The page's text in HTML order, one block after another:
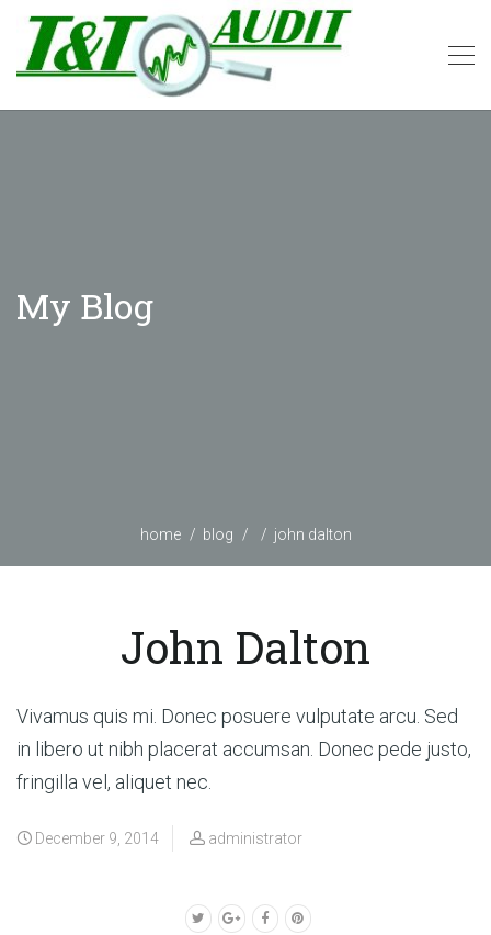
My Blog
home blog john dalton
John Dalton
Vivamus quis mi. Donec posuere vulputate arcu. Sed
in libero ut nibh placerat accumsan. Donec pede justo,
fringilla vel, aliquet nec.
December 9, 2014 administrator